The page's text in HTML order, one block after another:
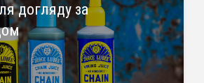
догляду за